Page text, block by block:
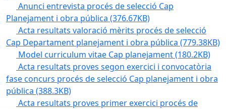
Anunci entrevista procés de selecció Cap
Planejament i obra pública (376.67KB)
Acta resultats valoració mèrits procés de selecció
Cap Departament planejament i obra pública (779.38KB)
Model curriculum vitae Cap planejament(180.2KB)
Acta resultats proves segon exercici i convocatòria
fase concurs procés de selecció Cap planejament i obra
pública (388.3KB)
Acta resultats proves primer exercici procés de